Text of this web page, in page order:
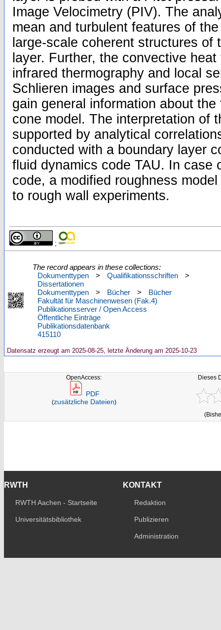
Image Velocimetry (PIV). The
mean and turbulent features of
large-scale coherent structures of
layer. Further, the convective
infrared thermography and local
Schlieren images and surface
gain general information about
cone model. The interpretation of
supported by analytical
conducted with a boundary layer
fluid dynamics code TAU. In case
code, a modified roughness
to rough wall experiments.
;
The record appears in these collections:
Dokumenttypen
> Qualifikationsschriften
>
Dissertationen
Dokumenttypen
> Bücher >
Bücher
Fakultät für Maschinenwesen (Fak.4)
Publikationsserver / Open Access
Öffentliche Einträge
Publikationsdatenbank
415110
Datensatz erzeugt am 2025-08-25, letzte Änderung am 2025-10-23
OpenAccess:
PDF
(zusätzliche Dateien)
Dieses
RWTH
RWTH Aachen - Startseite
Universitätsbibliothek
KONTAKT
Redaktion
Publizieren
Administration